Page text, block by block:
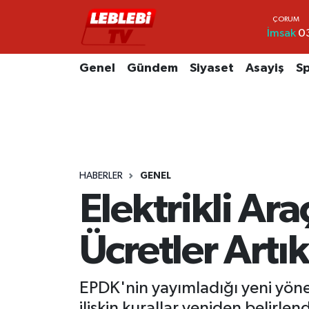
İmsak
Genel Gündem Siyaset Asayiş
HABERLER GENEL
Elektrikli
Ücretler
EPDK'nin yayımladığı yeni
Hava Durumu
Tüm Manşetler
Son Dakika Haberleri
Haber Arşivi